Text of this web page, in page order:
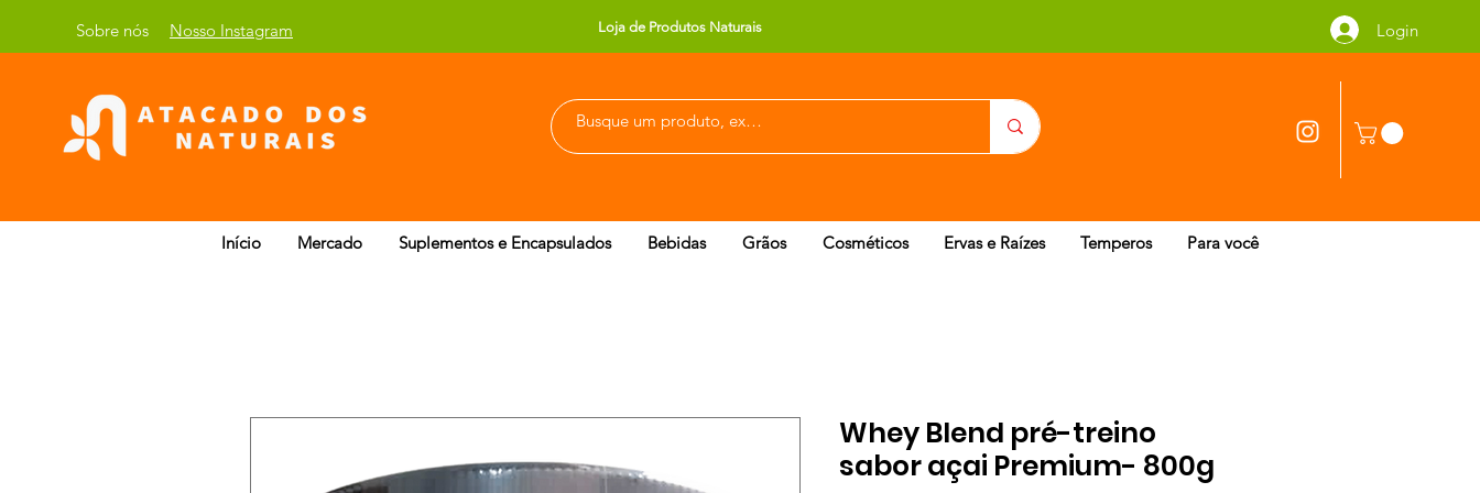
Sobre nós Nosso Instagram Loja de Produtos Naturais Login
Início Mercado Suplementos e Encapsulados Bebidas Grãos Cosméticos Ervas e Raízes Temperos Para você
Whey Blend pré-treino
sabor açai Premium- 800g